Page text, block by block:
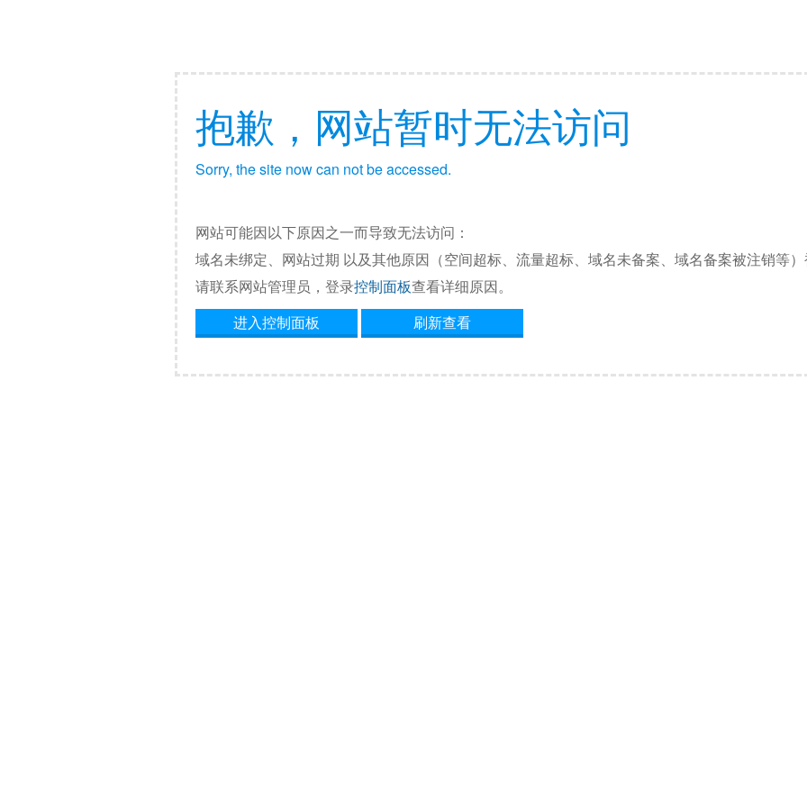
抱歉，网站暂时无法访问
Sorry, the site now can not be accessed.
网站可能因以下原因之一而导致无法访问：
域名未绑定、网站过期 以及其他原因（空间超标、流量超标、域名未备案、域名备案被注销等）
请联系网站管理员，登录控制面板查看详细原因。
进入控制面板
刷新查看